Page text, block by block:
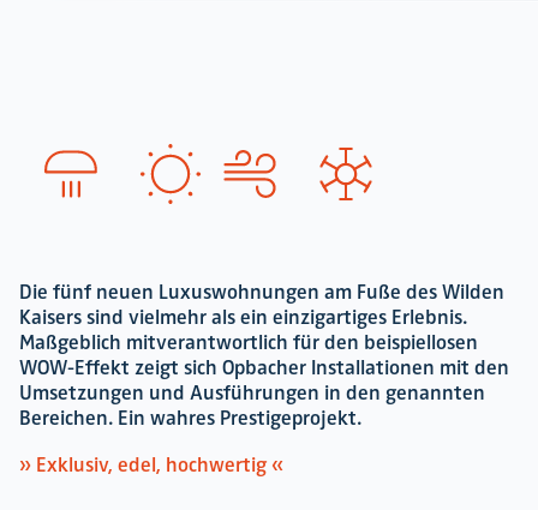
SprintChampion
Die fünf neuen Luxuswohnungen am Fuße des Wilden
Kaisers sind vielmehr als ein einzigartiges Erlebnis.
Maßgeblich mitverantwortlich für den beispiellosen
WOW-Effekt zeigt sich Opbacher Installationen mit den
Umsetzungen und Ausführungen in den genannten
Bereichen. Ein wahres Prestigeprojekt.
» Exklusiv, edel, hochwertig «